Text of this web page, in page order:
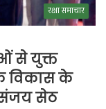
रक्षा समाचार
से युक्त
विकास के
संजय सेठ